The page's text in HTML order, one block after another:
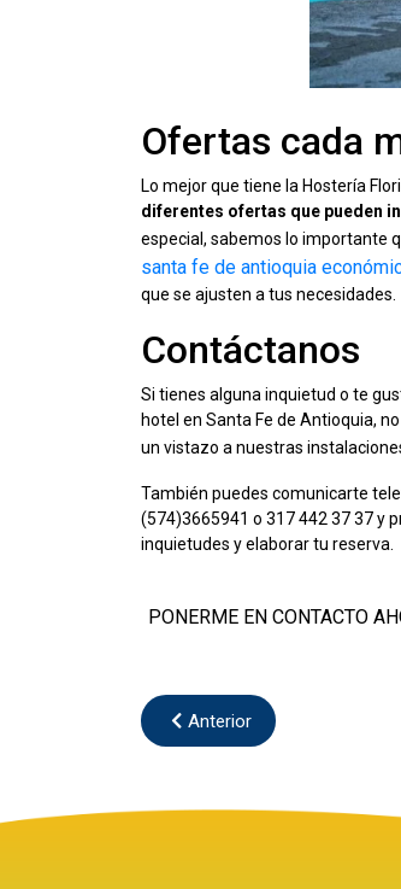
Ofertas cada
Lo mejor que tiene la Hostería
diferentes ofertas que pueden
especial, sabemos lo importante
santa fe de antioquia
que se ajusten a tus necesidades.
Contáctanos
Si tienes alguna inquietud o te
hotel en Santa Fe de Antioquia,
un vistazo a nuestras
También puedes comunicarte
(574)3665941 o 317 442 37 37 y
inquietudes y elaborar tu reserva.
PONERME EN CONTACTO
Anterior